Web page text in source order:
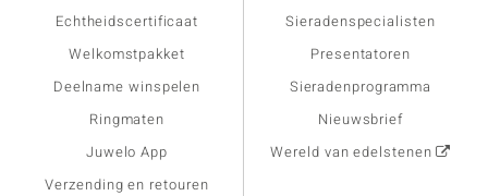
Echtheidscertificaat
Welkomstpakket
Deelname winspelen
Ringmaten
Juwelo App
Verzending en retouren
Sieradenspecialisten
Presentatoren
Sieradenprogramma
Nieuwsbrief
Wereld van edelstenen